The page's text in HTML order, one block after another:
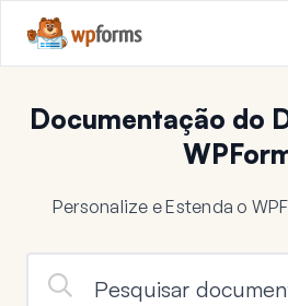
Documentação do
Personalize e Estenda o